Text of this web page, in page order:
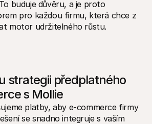
buduje důvěru, a je proto
pro každou firmu, která chce z
motor udržitelného růstu.
strategii předplatného
s Mollie
platby, aby e-commerce firmy
se snadno integruje s vaším